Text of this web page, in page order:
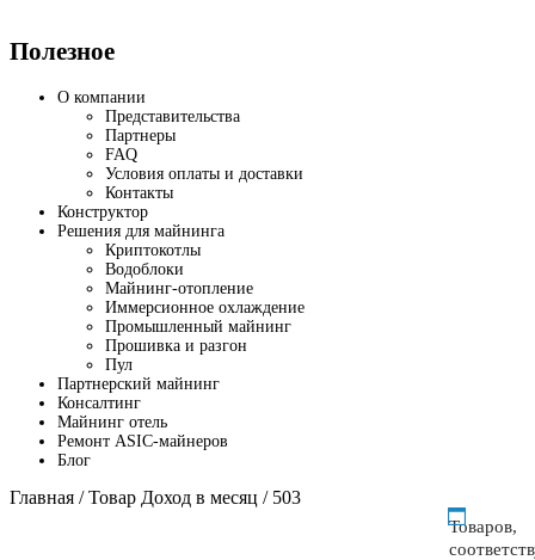
Полезное
О компании
Представительства
Партнеры
FAQ
Условия оплаты и доставки
Контакты
Конструктор
Решения для майнинга
Криптокотлы
Водоблоки
Майнинг-отопление
Иммерсионное охлаждение
Промышленный майнинг
Прошивка и разгон
Пул
Партнерский майнинг
Консалтинг
Майнинг отель
Ремонт ASIC-майнеров
Блог
Главная / Товар Доход в месяц / 503
Товаров,